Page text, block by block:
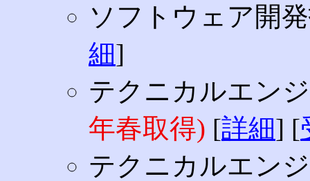
ソフトウェア開
細]
テクニカルエン
年春取得) [詳細] [
テクニカルエン